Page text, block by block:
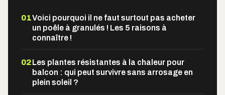
01Voici pourquoi il ne faut surtout pas acheter
un poêle à granulés ! Les 5 raisons à
connaître !
02Les plantes résistantes à la chaleur pour
balcon : qui peut survivre sans arrosage en
plein soleil ?